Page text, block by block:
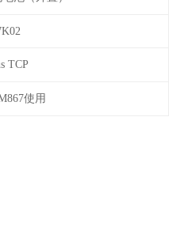
TCP
使用